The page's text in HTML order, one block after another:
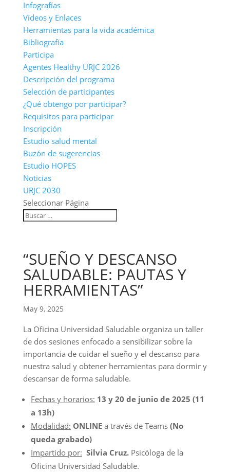
Infografías
Vídeos y Enlaces
Herramientas para la vida académica
Bibliografía
Participa
Agentes Healthy URJC 2026
Descripción del programa
Selección de participantes
¿Qué obtengo por participar?
Requisitos para participar
Inscripción
Estudio salud mental
Buzón de sugerencias
Estudio HOPES
Noticias
URJC 2030
Seleccionar Página
“SUEÑO Y DESCANSO
SALUDABLE: PAUTAS Y
HERRAMIENTAS”
May 9, 2025
La Oficina Universidad Saludable organiza un taller
de dos sesiones enfocado a sensibilizar sobre la
importancia de cuidar el sueño y el descanso para
nuestra salud y obtener herramientas para dormir y
descansar de forma saludable.
Fechas y horarios: 13 y 20 de junio de 2025 (11
a 13h)
Modalidad: ONLINEa través de Teams(No
queda grabado)
Impartido por: Silvia Cruz. Psicóloga de la
Oficina Universidad Saludable.